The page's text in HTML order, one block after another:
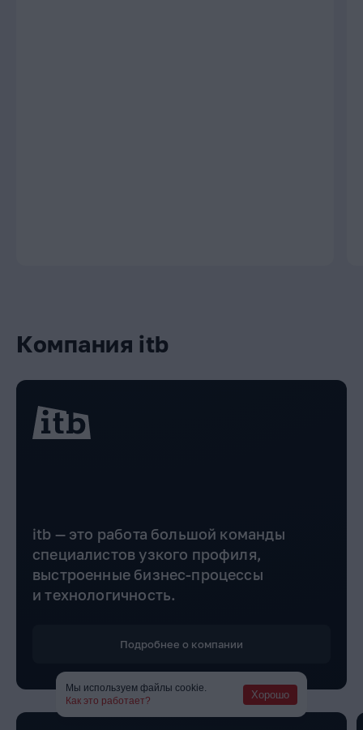
Компания itb
itb — это работа большой команды
специалистов узкого профиля,
выстроенные бизнес-процессы
и технологичность.
Подробнее о компании
Мы используем файлы cookie.
Как это работает?
Хорошо